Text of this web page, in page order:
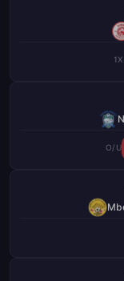
O/U